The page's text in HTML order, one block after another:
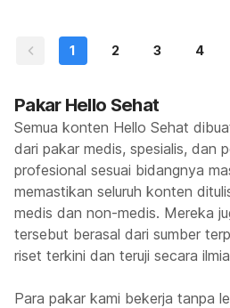
1 2 3 4
Pakar Hello Sehat
Semua konten Hello Sehat
dari pakar medis, spesialis, dan
profesional sesuai bidangnya
memastikan seluruh konten
medis dan non-medis. Mereka
tersebut berasal dari sumber
riset terkini dan teruji secara
Para pakar kami bekerja tanpa